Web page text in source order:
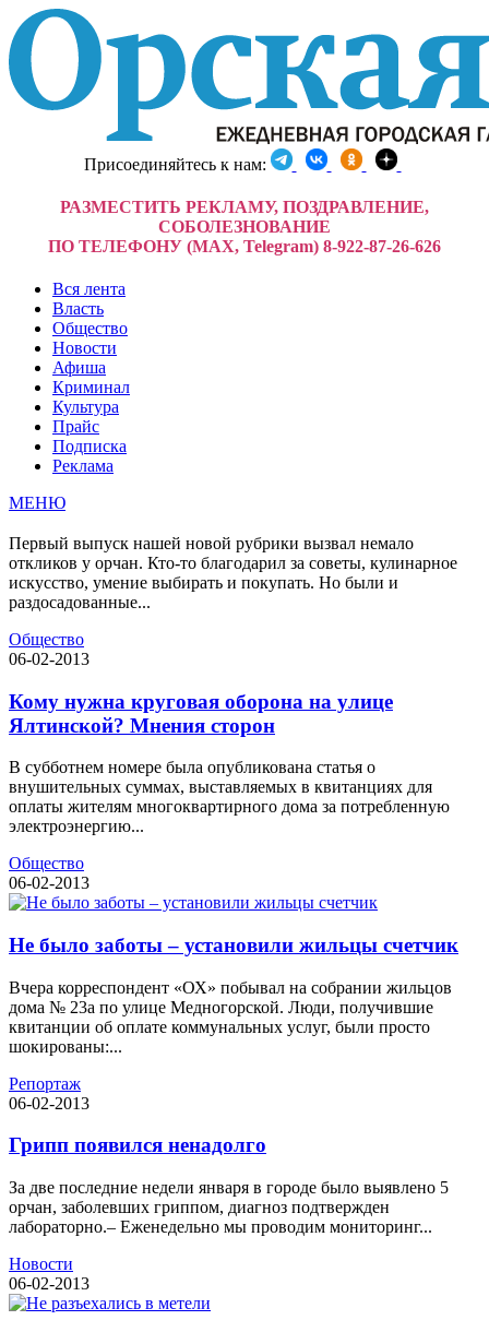
Присоединяйтесь к нам:
РАЗМЕСТИТЬ РЕКЛАМУ, ПОЗДРАВЛЕНИЕ,
СОБОЛЕЗНОВАНИЕ
ПО ТЕЛЕФОНУ (MAX, Telegram) 8-922-87-26-626
Вся лента
Власть
Общество
Новости
Афиша
Криминал
Культура
Прайс
Подписка
Реклама
МЕНЮ
Первый выпуск нашей новой рубрики вызвал немало
откликов у орчан. Кто-то благодарил за советы, кулинарное
искусство, умение выбирать и покупать. Но были и
раздосадованные...
Общество
06-02-2013
Кому нужна круговая оборона на улице
Ялтинской? Мнения сторон
В субботнем номере была опубликована статья о
внушительных суммах, выставляемых в квитанциях для
оплаты жителям многоквартирного дома за потребленную
электроэнергию...
Общество
06-02-2013
Не было заботы – установили жильцы счетчик
Вчера корреспондент «ОХ» побывал на собрании жильцов
дома № 23а по улице Медногорской. Люди, получившие
квитанции об оплате коммунальных услуг, были просто
шокированы:...
Репортаж
06-02-2013
Грипп появился ненадолго
За две последние недели января в городе было выявлено 5
орчан, заболевших гриппом, диагноз подтвержден
лабораторно.– Еженедельно мы проводим мониторинг...
Новости
06-02-2013